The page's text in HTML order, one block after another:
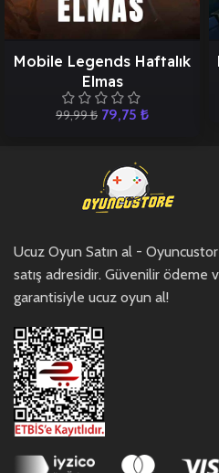
Mobile Legends Haftalık
Elmas
99,99₺ 79,75 ₺
Ucuz Oyun Satın al -
satış adresidir. Güvenilir ödeme
garantisiyle ucuz oyun al!